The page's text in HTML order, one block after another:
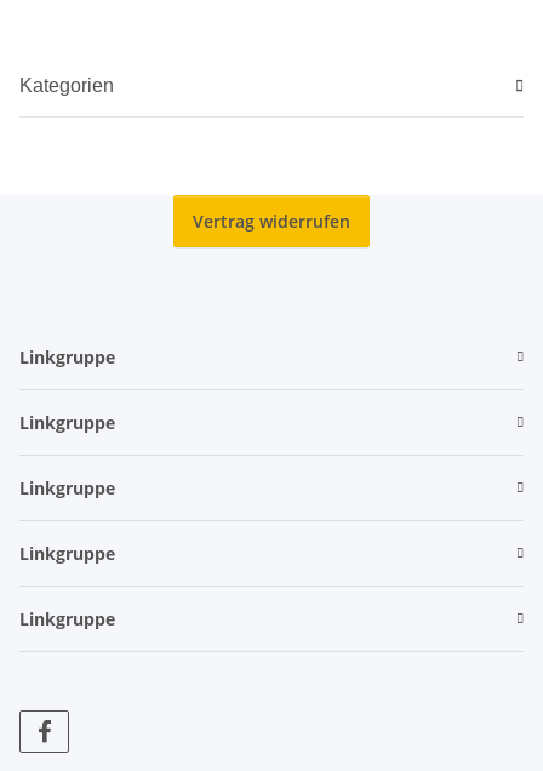
Kategorien
Vertrag widerrufen
Linkgruppe
Linkgruppe
Linkgruppe
Linkgruppe
Linkgruppe